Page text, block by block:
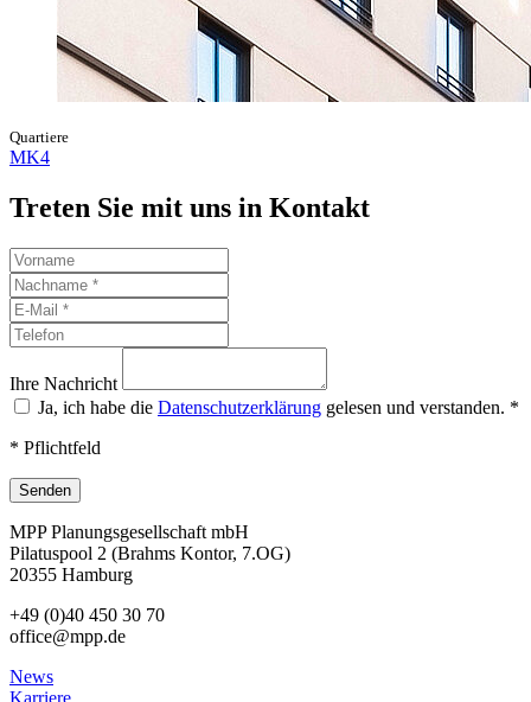
Quartiere
MK4
Treten Sie mit uns in Kontakt
Ihre Nachricht
Ja, ich habe die Datenschutzerklärung gelesen und verstanden. *
* Pflichtfeld
Senden
MPP Planungsgesellschaft mbH
Pilatuspool 2 (Brahms Kontor, 7.OG)
20355 Hamburg
+49 (0)40 450 30 70
office@mpp.de
News
Karriere